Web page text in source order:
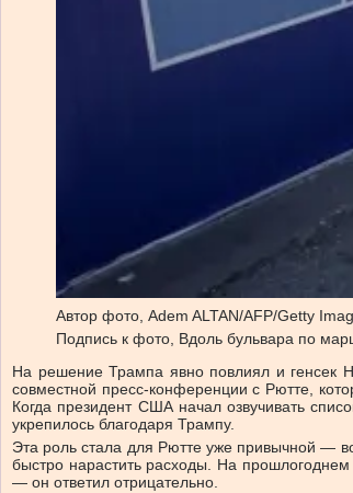
Автор фото, Adem ALTAN/AFP/Getty
Подпись к фото, Вдоль бульвара по
На решение Трампа явно повлиял и генсек
совместной пресс-конференции с Рютте,
Когда президент США начал озвучивать
укрепилось благодаря Трампу.
Эта роль стала для Рютте уже привычной —
быстро нарастить расходы. На
— он ответил отрицательно.